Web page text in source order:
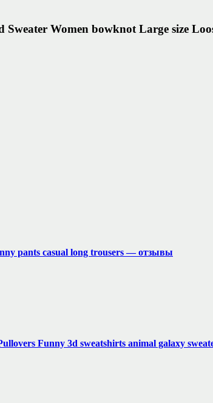
Women bowknot Large size
pants casual long trousers — отзывы
Funny 3d sweatshirts animal galaxy